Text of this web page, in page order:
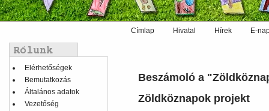
menu
Címlap Hivatal Hírek E-
Balmenü
Elérhetőségek
Bemutatkozás
Általános adatok
Vezetőség
Beszámoló a
Zöldköznapok projekt